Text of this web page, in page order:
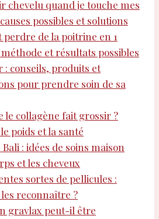
chevelu quand je touche mes
possibles et solutions
de la poitrine en 1
et résultats possibles
: conseils, produits et
pour prendre soin de sa
le collagène fait grossir ?
poids et la santé
: idées de soins maison
et les cheveux
sortes de pellicules :
reconnaître ?
gravlax peut-il être